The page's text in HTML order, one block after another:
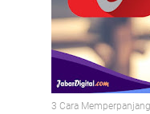
3 Cara